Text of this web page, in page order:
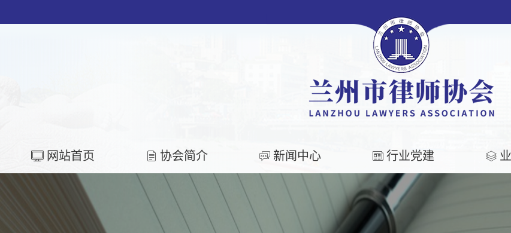
网站首页 协会简介 新闻中心 行业党建